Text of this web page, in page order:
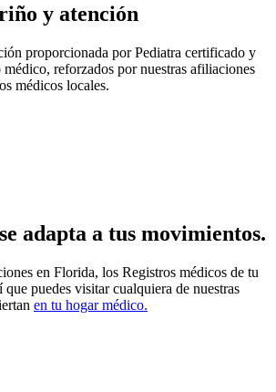
y atención
proporcionada por Pediatra certificado y
reforzados por nuestras afiliaciones
médicos locales.
adapta a tus movimientos.
en Florida, los Registros médicos de tu
puedes visitar cualquiera de nuestras
en tu hogar médico.